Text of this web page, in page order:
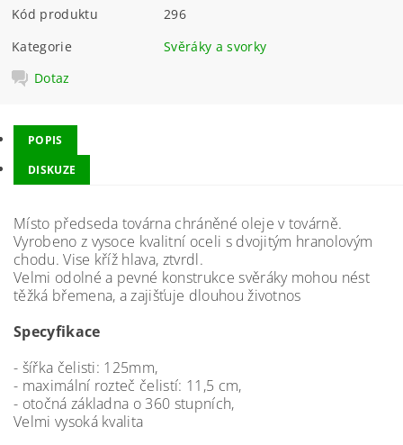
Kód produktu
296
Kategorie
Svěráky a svorky
Dotaz
POPIS
DISKUZE
Místo předseda továrna chráněné oleje v továrně.
Vyrobeno z vysoce kvalitní oceli s dvojitým hranolovým
chodu. Vise kříž hlava, ztvrdl.
Velmi odolné a pevné konstrukce svěráky mohou nést
těžká břemena, a zajišťuje dlouhou životnos
Specyfikace
- šířka čelisti: 125mm,
- maximální rozteč čelistí: 11,5 cm,
- otočná základna o 360 stupních,
Velmi vysoká kvalita